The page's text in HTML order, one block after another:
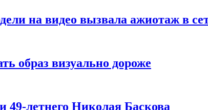
на видео вызвала ажиотаж в
образ визуально дороже
49-летнего Николая Баскова